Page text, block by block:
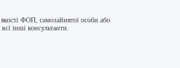
якості ФОП, самозайнятої особи або
інші консультанти.